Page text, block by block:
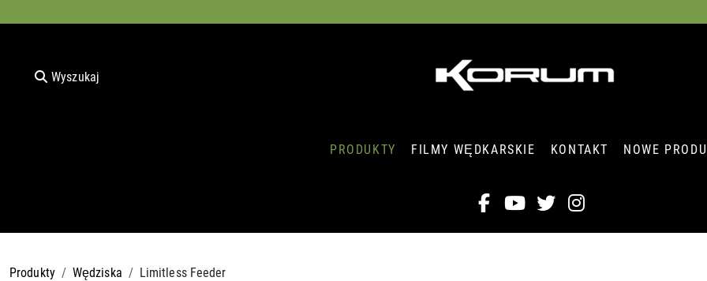
Wyszukaj
PRODUKTY FILMY WĘDKARSKIE KONTAKT NOWE
Produkty Wędziska Limitless Feeder